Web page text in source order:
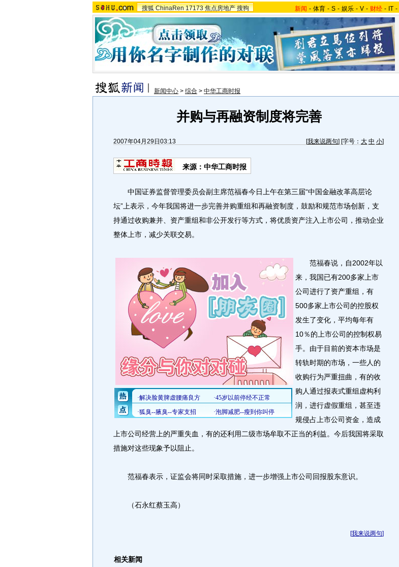
搜狐 ChinaRen 17173 焦点房地产 搜狗 新闻 - 体育 - S - 娱乐 - V - 财经 - IT -
新闻中心 > 综合 > 中华工商时报
并购与再融资制度将完善
2007年04月29日03:13 [我来说两句] [字号： 大 中 小]
来源：中华工商时报
中国证券监督管理委员会副主席范福春今日上午在第三届“中国金融改革高层论
坛”上表示，今年我国将进一步完善并购重组和再融资制度，鼓励和规范市场创新，支
持通过收购兼并、资产重组和非公开发行等方式，将优质资产注入上市公司，推动企业
整体上市，减少关联交易。
范福春说，自2002年以
来，我国已有200多家上市
公司进行了资产重组，有
500多家上市公司的控股权
发生了变化，平均每年有
10％的上市公司的控制权易
手。由于目前的资本市场是
转轨时期的市场，一些人的
收购行为严重扭曲，有的收
购人通过报表式重组虚构利
润，进行虚假重组，甚至违
规侵占上市公司资金，造成
上市公司经营上的严重失血，有的还利用二级市场牟取不正当的利益。今后我国将采取
措施对这些现象予以阻止。
范福春表示，证监会将同时采取措施，进一步增强上市公司回报股东意识。
（石永红蔡玉高）
[我来说两句]
相关新闻